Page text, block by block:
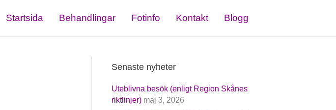
Startsida Behandlingar Fotinfo Kontakt Blogg
Senaste nyheter
Uteblivna besök (enligt Region Skånes
riktlinjer) maj 3, 2026